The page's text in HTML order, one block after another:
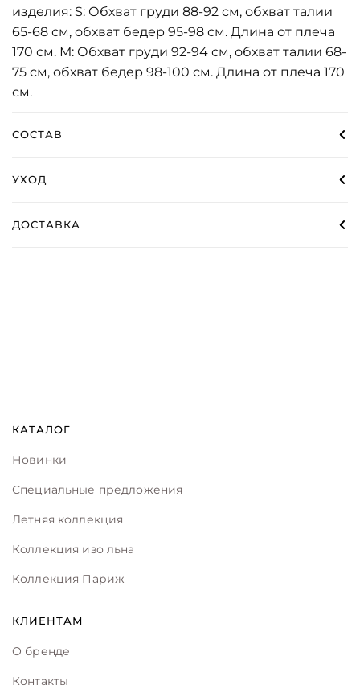
изделия: S: Обхват груди 88-92 см, обхват талии
65-68 см, обхват бедер 95-98 см. Длина от плеча
170 см. М: Обхват груди 92-94 см, обхват талии 68-
75 см, обхват бедер 98-100 см. Длина от плеча 170
см.
СОСТАВ
УХОД
ДОСТАВКА
КАТАЛОГ
Новинки
Специальные предложения
Летняя коллекция
Коллекция изо льна
Коллекция Париж
КЛИЕНТАМ
О бренде
Контакты